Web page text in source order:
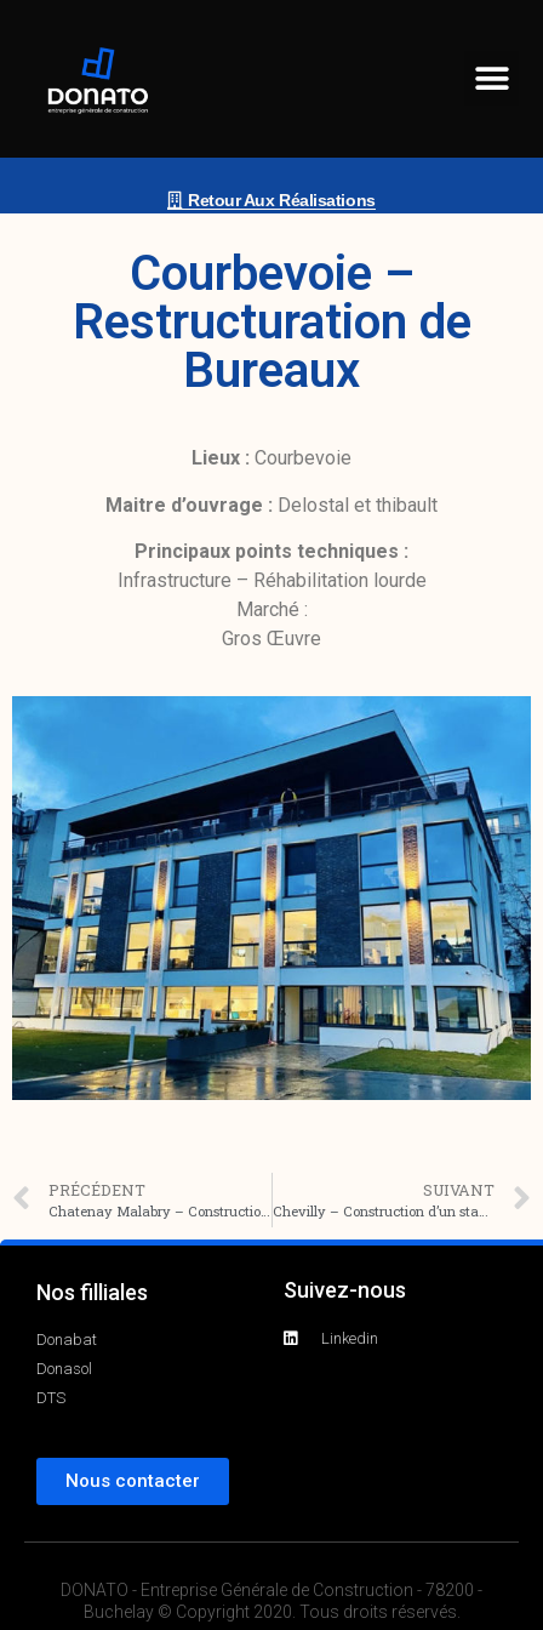
Retour Aux Réalisations
Courbevoie –
Restructuration de
Bureaux
Lieux : Courbevoie
Maitre d’ouvrage : Delostal et thibault
Principaux points techniques :
Infrastructure – Réhabilitation lourde
Marché :
Gros Œuvre
PRÉCÉDENT
Chatenay Malabry – Construction d’un groupe scolaire et d’une cuisine centrale
SUIVANT
Chevilly – Construction d’un stade de Rugby
Nos filliales
Donabat
Donasol
DTS
Suivez-nous
Linkedin
Nous contacter
DONATO - Entreprise Générale de Construction - 78200 -
Buchelay © Copyright 2020. Tous droits réservés.